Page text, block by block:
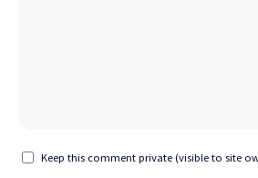
Keep this comment private (visible to site